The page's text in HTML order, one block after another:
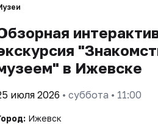
в Ижевске
июля 2026 • суббота • 11:00
Ижевск